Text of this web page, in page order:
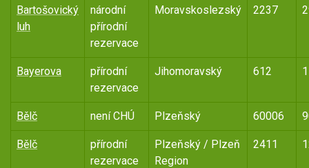
Bartošovický
luh
národní
přírodní
rezervace
Moravskoslezský 2237
Bayerova
přírodní
rezervace
Jihomoravský 612
Bělč není CHÚ Plzeňský 60006
Bělč
přírodní
rezervace
Plzeňský / Plzeň
Region
2411